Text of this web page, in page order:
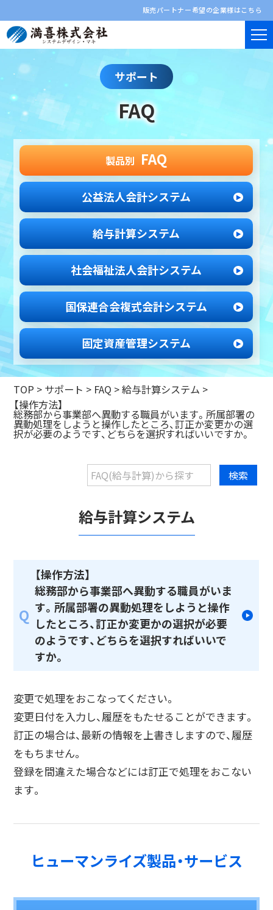
販売パートナー希望の企業様はこちら
サポート
FAQ
製品別 FAQ
公益法人会計システム
給与計算システム
社会福祉法人会計システム
国保連合会複式会計システム
固定資産管理システム
TOP > サポート > FAQ >給与計算システム >
【操作方法】
総務部から事業部へ異動する職員がいます。所属部署の
異動処理をしようと操作したところ、訂正か変更かの選
択が必要のようです、どちらを選択すればいいですか。
給与計算システム
Q
【操作方法】
総務部から事業部へ異動する職員がいま
す。所属部署の異動処理をしようと操作
したところ、訂正か変更かの選択が必要
のようです、どちらを選択すればいいで
すか。
変更で処理をおこなってください。
変更日付を入力し、履歴をもたせることができます。
訂正の場合は、最新の情報を上書きしますので、履歴
をもちません。
登録を間違えた場合などには訂正で処理をおこない
ます。
ヒューマンライズ製品・サービス